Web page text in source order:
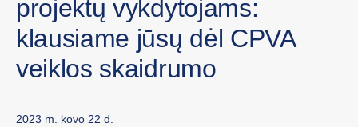
projektų vykdytojams:
klausiame jūsų dėl CPVA
veiklos skaidrumo
2023 m. kovo 22 d.